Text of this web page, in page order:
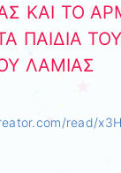
ΚΑΙ ΤΟ
ΠΑΙΔΙΑ
ΛΑΜΙΑΣ
read/